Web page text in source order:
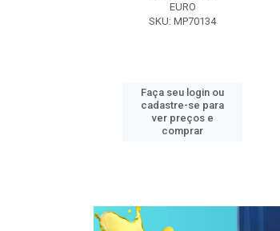
EURO
SKU: MP70134
Faça seu login ou
cadastre-se para
ver preços e
comprar